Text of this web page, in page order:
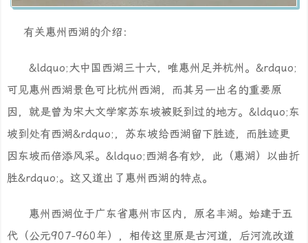
有关惠州西湖的介绍：
&ldquo;大中国西湖三十六，唯惠州足并杭州。&rdquo;
可见惠州西湖景色可比杭州西湖，而其另一出名的重要原
因，就是曾为宋大文学家苏东坡被贬到过的地方。&ldquo;东
坡到处有西湖&rdquo;，苏东坡给西湖留下胜迹，而胜迹更
因东坡而倍添风采。&ldquo;西湖各有妙，此（惠湖）以曲折
胜&rdquo;。这又道出了惠州西湖的特点。
惠州西湖位于广东省惠州市区内，原名丰湖。始建于五
代（公元907-960年），相传这里原是古河道，后河流改道